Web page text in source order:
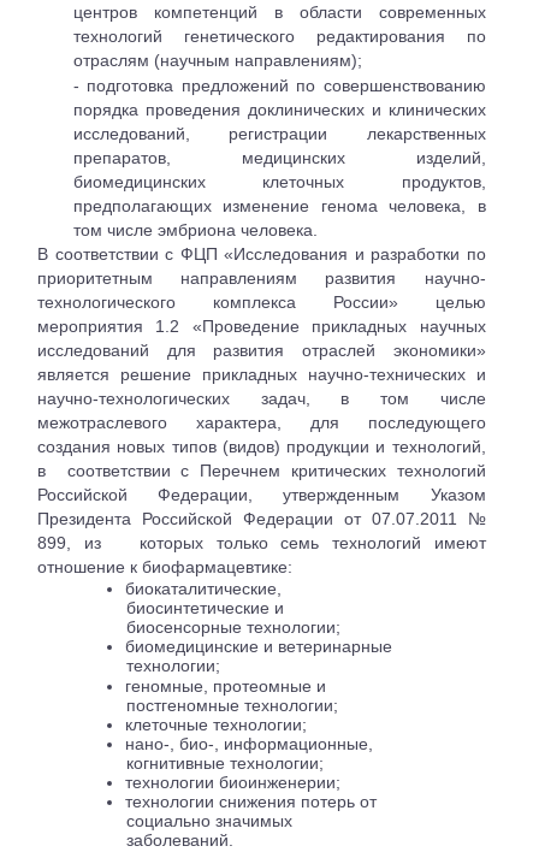
центров компетенций в области современных
технологий генетического редактирования по
отраслям (научным направлениям);
- подготовка предложений по совершенствованию
порядка проведения доклинических и клинических
исследований, регистрации лекарственных
препаратов, медицинских изделий,
биомедицинских клеточных продуктов,
предполагающих изменение генома человека, в
том числе эмбриона человека.
В соответствии с ФЦП «Исследования и разработки по
приоритетным направлениям развития научно-
технологического комплекса России» целью
мероприятия 1.2 «Проведение прикладных научных
исследований для развития отраслей экономики»
является решение прикладных научно-технических и
научно-технологических задач, в том числе
межотраслевого характера, для последующего
создания новых типов (видов) продукции и технологий,
в
соответствии с Перечнем критических технологий
Российской Федерации, утвержденным Указом
Президента Российской Федерации от 07.07.2011 №
899, из
которых только семь технологий имеют
отношение к биофармацевтике:
биокаталитические,
биосинтетические и
биосенсорные технологии;
биомедицинские и ветеринарные
технологии;
геномные, протеомные и
постгеномные технологии;
клеточные технологии;
нано-, био-, информационные,
когнитивные технологии;
технологии биоинженерии;
технологии снижения потерь от
социально значимых
заболеваний.